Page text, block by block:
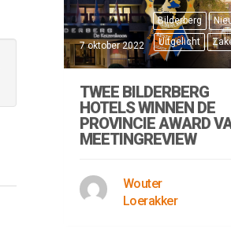
Bilderberg
Uitgelicht
7 oktober 2022
TWEE BILDERBERG
HOTELS WINNEN DE
PROVINCIE AWARD
MEETINGREVIEW
Wouter
Loerakker